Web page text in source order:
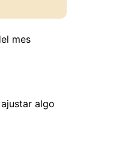
mes
algo